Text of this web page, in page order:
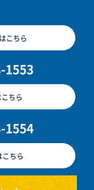
こちら
1553
ちら
1554
ちら